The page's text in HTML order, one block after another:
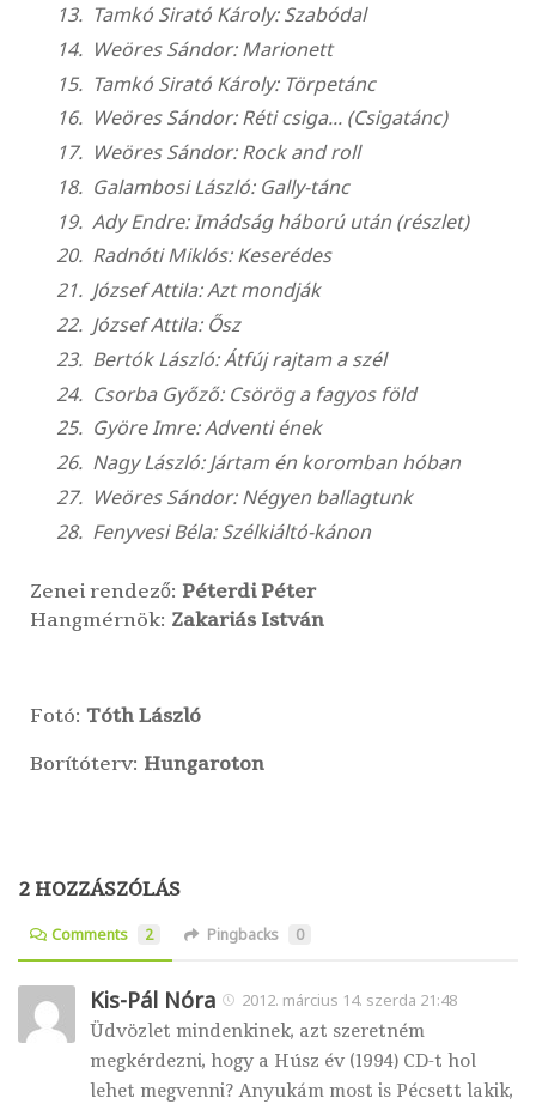
Tamkó Sirató Károly: Szabódal
Weöres Sándor: Marionett
Tamkó Sirató Károly: Törpetánc
Weöres Sándor: Réti csiga... (Csigatánc)
Weöres Sándor: Rock and roll
Galambosi László: Gally-tánc
Ady Endre: Imádság háború után (részlet)
Radnóti Miklós: Keserédes
József Attila: Azt mondják
József Attila: Ősz
Bertók László: Átfúj rajtam a szél
Csorba Győző: Csörög a fagyos föld
Györe Imre: Adventi ének
Nagy László: Jártam én koromban hóban
Weöres Sándor: Négyen ballagtunk
Fenyvesi Béla: Szélkiáltó-kánon
Zenei rendező: Péterdi Péter
Hangmérnök: Zakariás István
Fotó: Tóth László
Borítóterv: Hungaroton
2 HOZZÁSZÓLÁS
Comments 2 Pingbacks 0
Kis-Pál Nóra 2012. március 14. szerda 21:48
Üdvözlet mindenkinek, azt szeretném
megkérdezni, hogy a Húsz év (1994) CD-t hol
lehet megvenni? Anyukám most is Pécsett lakik,